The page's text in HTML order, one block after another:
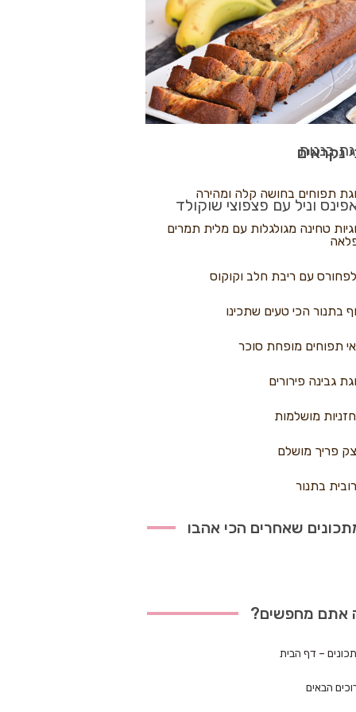
פיצה
בננות
וניל עם פצפוצי שוקולד
נקראים
תפוחים בחושה קלה ומהירה
טחינה מגולגלות עם מלית תמרים
עם ריבת חלב וקוקוס
בתנור הכי טעים שתכינו
תפוחים מופחת סוכר
גבינה פירורים
מושלמות
פריך מושלם
בתנור
שאחרים הכי אהבו
אתם מחפשים?
– דף הבית
הבאים